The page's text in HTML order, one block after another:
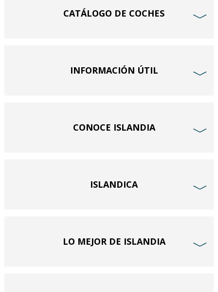
CATÁLOGO DE COCHES ﹀
INFORMACIÓN ÚTIL ﹀
CONOCE ISLANDIA ﹀
ISLANDICA ﹀
LO MEJOR DE ISLANDIA ﹀